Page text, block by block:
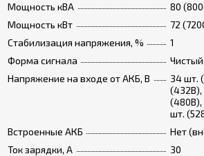
Мощность кВА
80
Мощность кВт
72
Стабилизация напряжения, %
1
Форма сигнала
Напряжение на входе от АКБ, В
34 шт.
(432В),
шт.
Встроенные АКБ
Нет
Ток зарядки, А
30